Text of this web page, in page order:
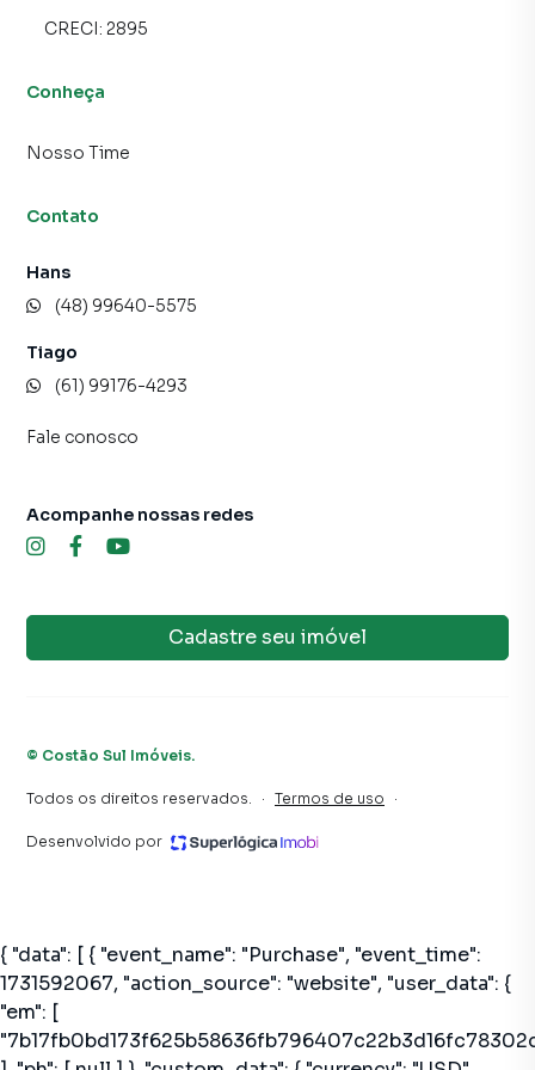
consequência uma maior chance de vender ou alugar seu
programadores, corretores treinados e uma central de
inquilinos.
CRECI: 2895
Conheça
Nosso Time
Contato
Hans
(48) 99640-5575
Tiago
(61) 99176-4293
Fale conosco
Cadastre seu imóvel
Acompanhe nossas redes
© Costão Sul Imóveis.
Todos os direitos reservados. · Termos de uso ·
Desenvolvido por
{ "data": [ { "event_name": "Purchase", "event_time":
1731592067, "action_source": "website", "user_data": {
"em": [